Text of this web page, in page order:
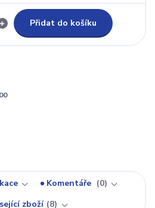
Přidat do košíku
Komentáře
0
zboží 8